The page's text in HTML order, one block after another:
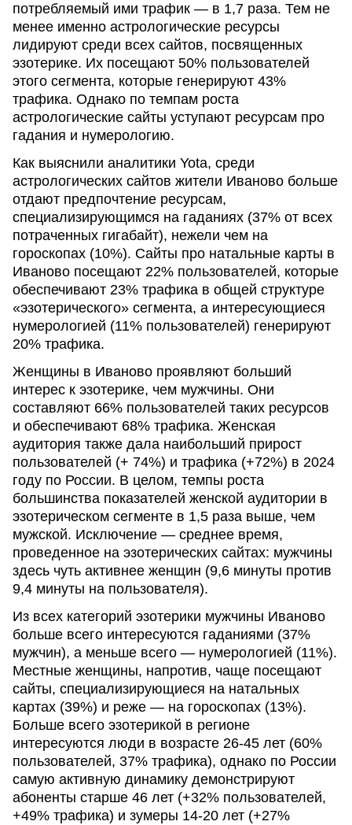
потребляемый ими трафик — в 1,7 раза. Тем не
менее именно астрологические ресурсы
лидируют среди всех сайтов, посвященных
эзотерике. Их посещают 50% пользователей
этого сегмента, которые генерируют 43%
трафика. Однако по темпам роста
астрологические сайты уступают ресурсам про
гадания и нумерологию.
Как выяснили аналитики Yota, среди
астрологических сайтов жители Иваново больше
отдают предпочтение ресурсам,
специализирующимся на гаданиях (37% от всех
потраченных гигабайт), нежели чем на
гороскопах (10%). Сайты про натальные карты в
Иваново посещают 22% пользователей, которые
обеспечивают 23% трафика в общей структуре
«эзотерического» сегмента, а интересующиеся
нумерологией (11% пользователей) генерируют
20% трафика.
Женщины в Иваново проявляют больший
интерес к эзотерике, чем мужчины. Они
составляют 66% пользователей таких ресурсов
и обеспечивают 68% трафика. Женская
аудитория также дала наибольший прирост
пользователей (+ 74%) и трафика (+72%) в 2024
году по России. В целом, темпы роста
большинства показателей женской аудитории в
эзотерическом сегменте в 1,5 раза выше, чем
мужской. Исключение — среднее время,
проведенное на эзотерических сайтах: мужчины
здесь чуть активнее женщин (9,6 минуты против
9,4 минуты на пользователя).
Из всех категорий эзотерики мужчины Иваново
больше всего интересуются гаданиями (37%
мужчин), а меньше всего — нумерологией (11%).
Местные женщины, напротив, чаще посещают
сайты, специализирующиеся на натальных
картах (39%) и реже — на гороскопах (13%).
Больше всего эзотерикой в регионе
интересуются люди в возрасте 26-45 лет (60%
пользователей, 37% трафика), однако по России
самую активную динамику демонстрируют
абоненты старше 46 лет (+32% пользователей,
+49% трафика) и зумеры 14-20 лет (+27%